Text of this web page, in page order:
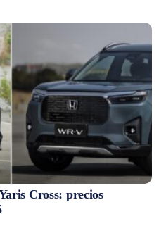
Cross: precios